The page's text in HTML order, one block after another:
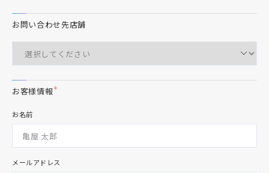
お問い合わせ先店舗
お客様情報＊
お名前
メールアドレス